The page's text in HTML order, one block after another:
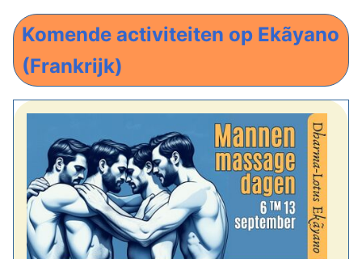
Komende activiteiten op Ekãyano
(Frankrijk)